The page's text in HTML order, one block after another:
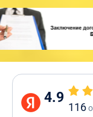
4.9
116